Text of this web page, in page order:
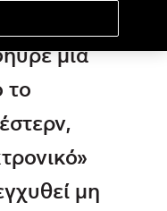
ρυζιού,
μία
το
μη